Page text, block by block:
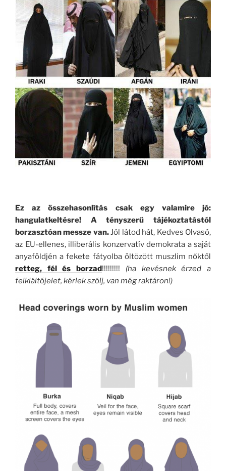
Ez az összehasonlítás csak egy valamire jó:
hangulatkeltésre! A tényszerű tájékoztatástól
borzasztóan messze van.Jól látod hát, Kedves Olvasó,
az EU-ellenes, illiberális konzervatív demokrata a saját
anyaföldjén a fekete fátyolba öltözött muszlim nőktől
retteg, fél és borzad!!!!!!!!! (ha kevésnek érzed a
felkiáltójelet, kérlek szólj, van még raktáron!)